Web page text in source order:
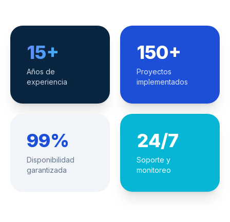
15+
Años de
experiencia
150+
Proyectos
implementados
99%
Disponibilidad
garantizada
24/7
Soporte y
monitoreo